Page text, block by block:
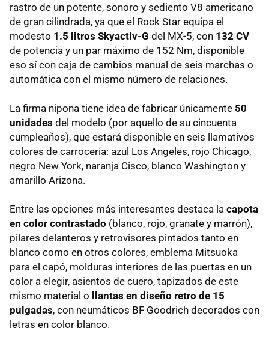
rastro de un potente, sonoro y sediento V8 americano
de gran cilindrada, ya que el Rock Star equipa el
modesto 1.5 litros Skyactiv-G del MX-5, con 132 CV
de potencia y un par máximo de 152 Nm, disponible
eso sí con caja de cambios manual de seis marchas o
automática con el mismo número de relaciones.
La firma nipona tiene idea de fabricar únicamente 50
unidades del modelo (por aquello de su cincuenta
cumpleaños), que estará disponible en seis llamativos
colores de carrocería: azul Los Angeles, rojo Chicago,
negro New York, naranja Cisco, blanco Washington y
amarillo Arizona.
Entre las opciones más interesantes destaca la capota
en color contrastado (blanco, rojo, granate y marrón),
pilares delanteros y retrovisores pintados tanto en
blanco como en otros colores, emblema Mitsuoka
para el capó, molduras interiores de las puertas en un
color a elegir, asientos de cuero, tapizados de este
mismo material o llantas en diseño retro de 15
pulgadas, con neumáticos BF Goodrich decorados con
letras en color blanco.